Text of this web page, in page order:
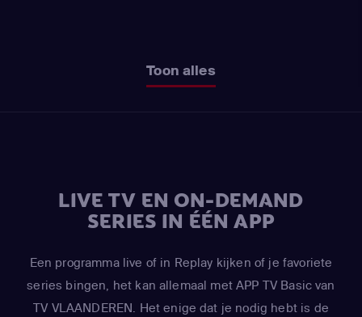
Toon alles
LIVE TV EN ON-DEMAND
SERIES IN ÉÉN APP
Een programma live of in Replay kijken of je favoriete
series bingen, het kan allemaal met APP TV Basic van
TV VLAANDEREN. Het enige dat je nodig hebt is de